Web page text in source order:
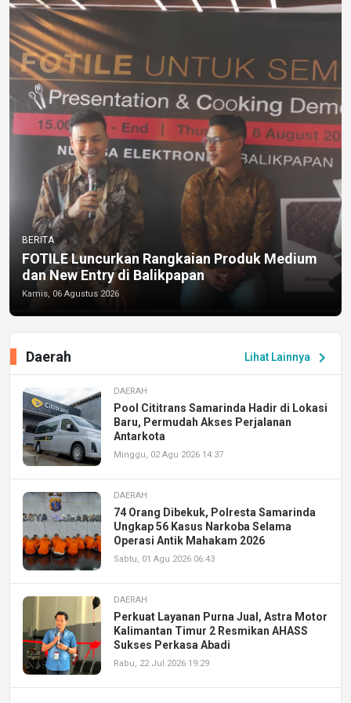
BERITA
FOTILE Luncurkan Rangkaian Produk Medium
dan New Entry di Balikpapan
Kamis, 06 Agustus 2026
Lihat Lainnya chevron_right
Daerah
DAERAH
Pool Cititrans Samarinda Hadir di Lokasi
Baru, Permudah Akses Perjalanan
Antarkota
Minggu, 02 Agu 2026 14:37
DAERAH
74 Orang Dibekuk, Polresta Samarinda
Ungkap 56 Kasus Narkoba Selama
Operasi Antik Mahakam 2026
Sabtu, 01 Agu 2026 06:43
DAERAH
Perkuat Layanan Purna Jual, Astra Motor
Kalimantan Timur 2 Resmikan AHASS
Sukses Perkasa Abadi
Rabu, 22 Jul 2026 19:29